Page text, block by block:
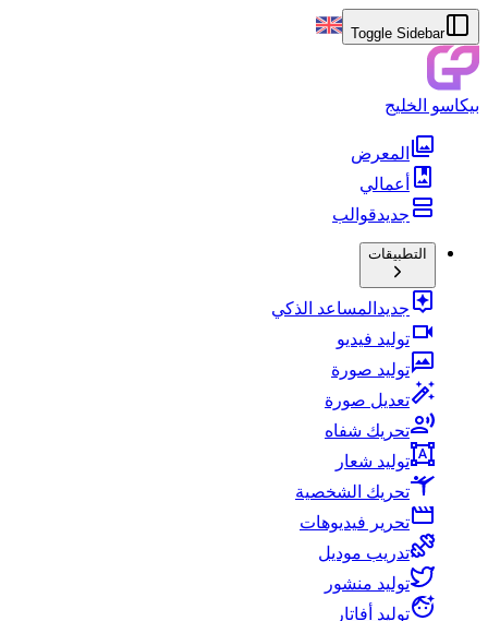
Toggle Sidebar
بيكاسو الخليج
المعرض
أعمالي
جديدقوالب
التطبيقات
جديد المساعد الذكي
توليد فيديو
توليد صورة
تعديل صورة
تحريك شفاه
توليد شعار
تحريك الشخصية
تحرير فيديوهات
تدريب موديل
توليد منشور
توليد أفاتار